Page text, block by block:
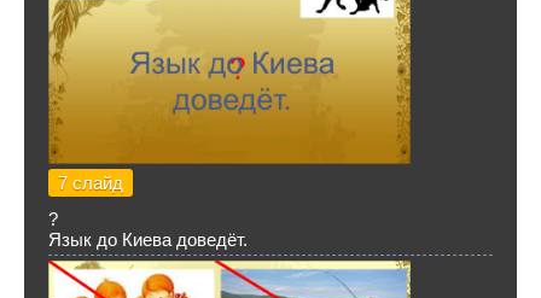
7 слайд
?
Язык до Киева доведёт.